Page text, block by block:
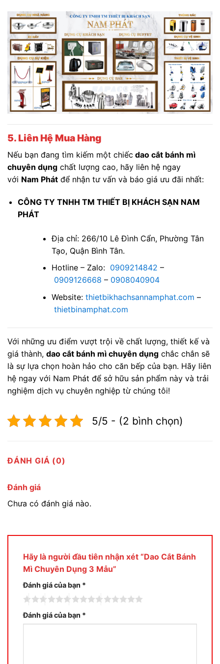
5. Liên Hệ Mua Hàng
Nếu bạn đang tìm kiếm một chiếc dao cắt bánh mì
chuyên dụng chất lượng cao, hãy liên hệ ngay
với Nam Phát để nhận tư vấn và báo giá ưu đãi nhất:
CÔNG TY TNHH TM THIẾT BỊ KHÁCH SẠN NAM
PHÁT
Địa chỉ: 266/10 Lê Đình Cẩn, Phường Tân
Tạo, Quận Bình Tân.
Hotline – Zalo: 0909214842 –
0909126668 – 0908040904
Website: thietbikhachsannamphat.com –
thietbinamphat.com
Với những ưu điểm vượt trội về chất lượng, thiết kế và
giá thành, dao cắt bánh mì chuyên dụng chắc chắn sẽ
là sự lựa chọn hoàn hảo cho căn bếp của bạn. Hãy liên
hệ ngay với Nam Phát để sở hữu sản phẩm này và trải
nghiệm dịch vụ chuyên nghiệp từ chúng tôi!
5/5 - (2 bình chọn)
ĐÁNH GIÁ (0)
Đánh giá
Chưa có đánh giá nào.
Hãy là người đầu tiên nhận xét “Dao Cắt Bánh
Mì Chuyên Dụng 3 Mẫu”
Đánh giá của bạn *
Đánh giá của bạn *